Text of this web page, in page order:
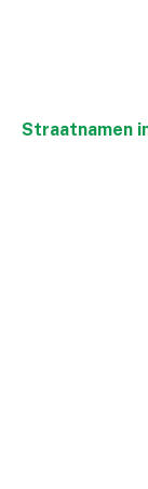
Straatnamen